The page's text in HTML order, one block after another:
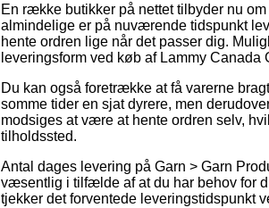
En række butikker på nettet tilbyder nu
almindelige er på nuværende tidspunkt
hente ordren lige når det passer dig.
leveringsform ved køb af Lammy
Du kan også foretrække at få varerne
somme tider en sjat dyrere, men
modsiges at være at hente ordren selv,
tilholdssted.
Antal dages levering på Garn > Garn
væsentlig i tilfælde af at du har behov for
tjekker det forventede leveringstidspunkt